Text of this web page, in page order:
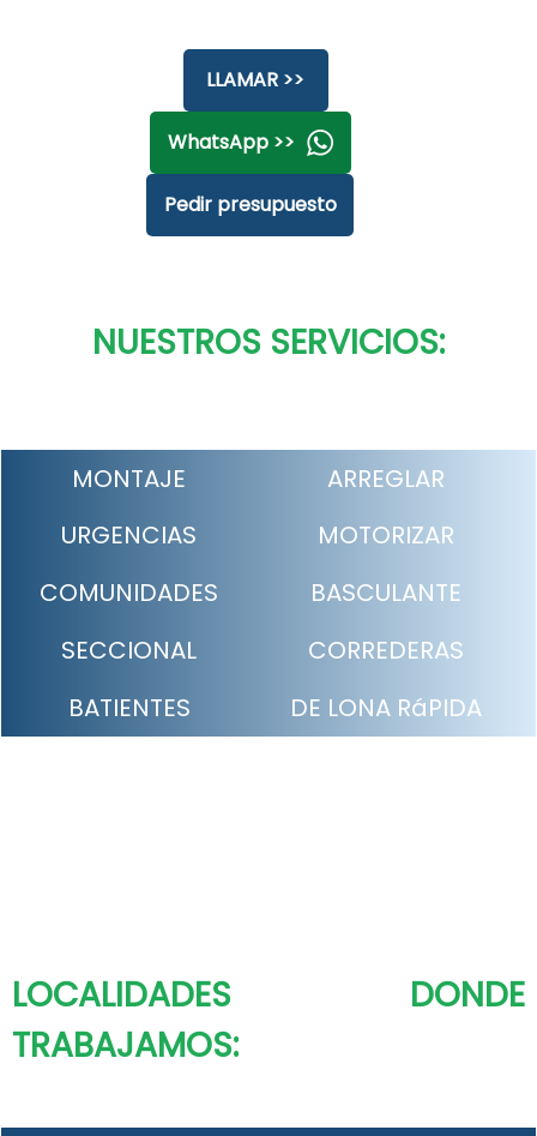
LLAMAR >>
WhatsApp >>
Pedir presupuesto
NUESTROS SERVICIOS:
MONTAJE
ARREGLAR
URGENCIAS
MOTORIZAR
COMUNIDADES
BASCULANTE
SECCIONAL
CORREDERAS
BATIENTES
DE LONA RáPIDA
LOCALIDADES DONDE
TRABAJAMOS: